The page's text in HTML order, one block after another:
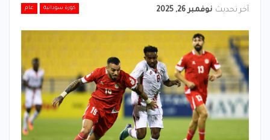
كورة سودانية عام آخر تحديث نوفمبر 26, 2025